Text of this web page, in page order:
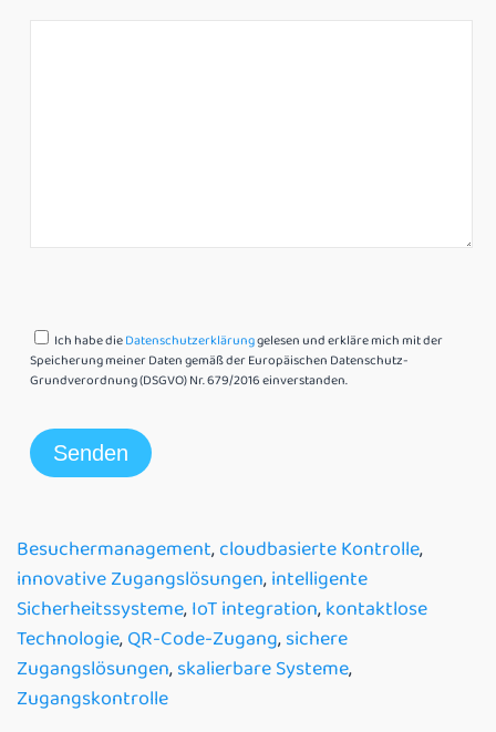
Ich habe dieDatenschutzerklärunggelesen und erkläre mich mit der
Speicherung meiner Daten gemäß der Europäischen Datenschutz-
Grundverordnung (DSGVO) Nr. 679/2016 einverstanden.
Besuchermanagement,cloudbasierte Kontrolle,
innovative Zugangslösungen,intelligente
Sicherheitssysteme,IoT integration,kontaktlose
Technologie,QR-Code-Zugang,sichere
Zugangslösungen,skalierbare Systeme,
Zugangskontrolle